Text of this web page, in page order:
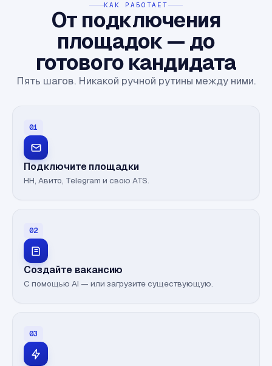
КАК РАБОТАЕТ
От подключения
площадок — до
готового кандидата
Пять шагов. Никакой ручной рутины между ними.
01
Подключите площадки
HH, Авито, Telegram и свою ATS.
02
Создайте вакансию
С помощью AI — или загрузите существующую.
03